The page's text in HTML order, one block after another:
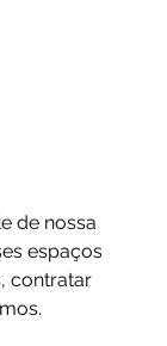
de nossa
espaços
contratar